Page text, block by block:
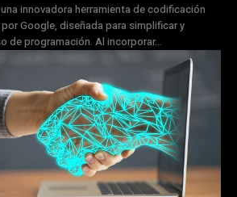
innovadora herramienta de codificación
Google, diseñada para simplificar y
de programación. Al incorporar...